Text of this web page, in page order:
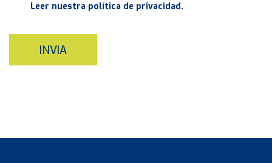
Leer nuestra política de privacidad.
INVIA